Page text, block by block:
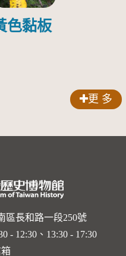
色黏板
更 多
區長和路一段250號
- 12:30、13:30 - 17:30